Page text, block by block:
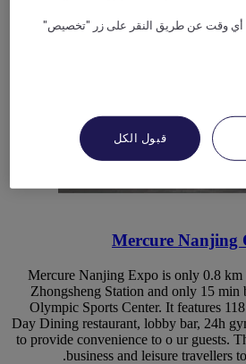
Mercure Nanjing
Mercure Nanjing Expo is only 0.8
Zhongsheng Station and only 15
Olympic Sports Center. It features
Day Dining restaurant, lobby bar, 24h
to provide convenience to o ur guests.
business and leisure travellers
أي وقت عن طريق النقر على زر "تخصيص"
قبول الكل